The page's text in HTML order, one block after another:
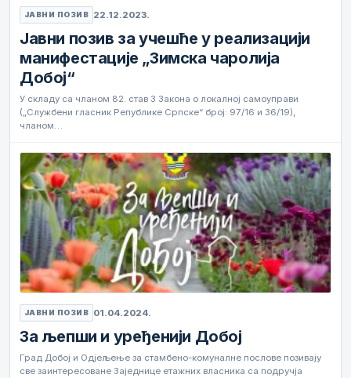
ЈАВНИ ПОЗИВ 22.12.2023.
Јавни позив за учешће у реализацији
манифестације „Зимска чаролија
Добој“
У складу са чланом 82. став 3 Закона о локалној самоуправи
(„Службени гласник Републике Српске“ број: 97/16 и 36/19),
чланом…
ЈАВНИ ПОЗИВ 01.04.2024.
За љепши и уређенији Добој
Град Добој и Одјељење за стамбено-комуналне послове позивају
све заинтересоване Заједнице етажних власника са подручја